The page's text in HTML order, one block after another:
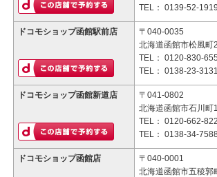
TEL： 0139-52-1919
ドコモショップ函館駅前店
〒040-0035
北海道函館市松風町
TEL： 0120-830-655
TEL： 0138-23-3131
ドコモショップ函館新道店
〒041-0802
北海道函館市石川町
TEL： 0120-662-822
TEL： 0138-34-
ドコモショップ函館店
〒040-0001
北海道函館市五稜郭